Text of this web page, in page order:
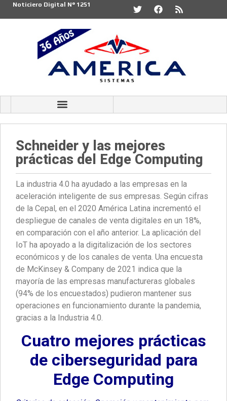
Noticiero Digital N° 1251
Schneider y las mejores
prácticas del Edge Computing
La industria 4.0 ha ayudado a las empresas en la
aceleración inteligente de sus empresas. Según cifras
de la Cepal, en el 2020 América Latina incrementó el
despliegue de canales de venta digitales en un 18%,
en comparación con el año anterior. La aplicación del
IoT ha apoyado a la digitalización de los sectores
económicos y de los canales de venta. Una encuesta
de McKinsey & Company de 2021 indica que la
mayoría de las empresas manufactureras globales
(94% de los encuestados) pudieron mantener sus
operaciones en funcionamiento durante la pandemia,
gracias a la Industria 4.0.
Cuatro mejores prácticas
de ciberseguridad para
Edge Computing